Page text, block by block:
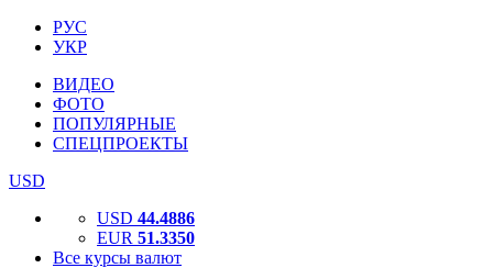
РУС
УКР
ВИДЕО
ФОТО
ПОПУЛЯРНЫЕ
СПЕЦПРОЕКТЫ
USD
USD 44.4886
EUR 51.3350
Все курсы валют